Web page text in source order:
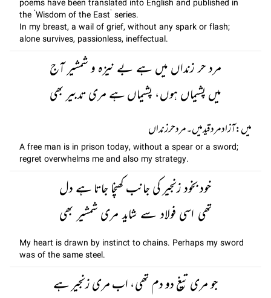
poems have been translated into English and published in
the ‘Wisdom of the East’ series.
In my breast, a wail of grief, without any spark or flash;
alone survives, passionless, ineffectual.
مرد حر زنداں میں ہے بے نیزہ و شمشیر آج
میں پشیماں ہوں، پشیماں ہے مری تدبیر بھی
ميں: آزاد مرد قید میں۔ مرد حر زنداں
A free man is in prison today, without a spear or a sword;
regret overwhelms me and also my strategy.
خود بخود زنجیر کی جانب کھنچا جاتا ہے دل
تھی اسی فولاد سے شاید مری شمشیر بھی
My heart is drawn by instinct to chains. Perhaps my sword
was of the same steel.
جو مری تیغ دو دم تھی، اب مری زنجیر ہے